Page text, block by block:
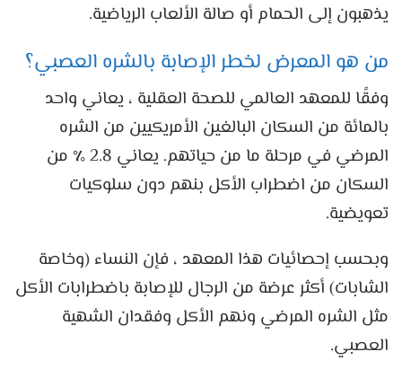
يذهبون إلى الحمام أو صالة الألعاب الرياضية.
من هو المعرض لخطر الإصابة بالشره العصبي؟
وفقًا للمعهد العالمي للصحة العقلية ، يعاني واحد
بالمائة من السكان البالغين الأمريكيين من الشره
المرضي في مرحلة ما من حياتهم. يعاني 2.8 ٪ من
السكان من اضطراب الأكل بنهم دون سلوكيات
تعويضية.
وبحسب إحصائيات هذا المعهد ، فإن النساء (وخاصة
الشابات) أكثر عرضة من الرجال للإصابة باضطرابات الأكل
مثل الشره المرضي ونهم الأكل وفقدان الشهية
العصبي.